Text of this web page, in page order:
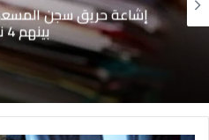
بينهم 4 نساء